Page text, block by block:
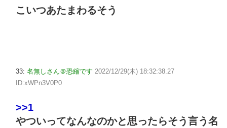
こいつあたまわるそう
33: 名無しさん＠恐縮です 2022/12/29(木) 18:32:38.27
ID:xWPn3V0P0
>>1
やついってなんなのかと思ったらそう言う名